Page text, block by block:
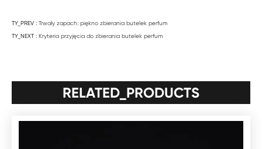
TY_PREV : Trwały zapach: piękno zbierania butelek perfum
TY_NEXT : Kryteria przyjęcia do zbierania butelek perfum
RELATED_PRODUCTS